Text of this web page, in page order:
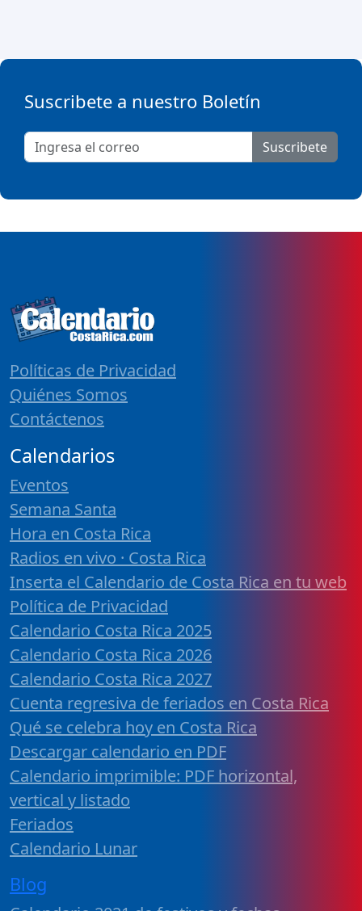
Suscribete a nuestro Boletín
Suscribete
Políticas de Privacidad
Quiénes Somos
Contáctenos
Calendarios
Eventos
Semana Santa
Hora en Costa Rica
Radios en vivo · Costa Rica
Inserta el Calendario de Costa Rica en tu web
Política de Privacidad
Calendario Costa Rica 2025
Calendario Costa Rica 2026
Calendario Costa Rica 2027
Cuenta regresiva de feriados en Costa Rica
Qué se celebra hoy en Costa Rica
Descargar calendario en PDF
Calendario imprimible: PDF horizontal,
vertical y listado
Feriados
Calendario Lunar
Blog